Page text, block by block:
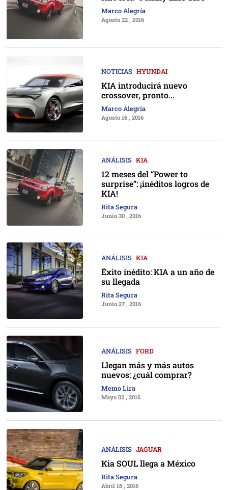
Marco Alegría
Agosto 22 , 2016
NOTICIAS HYUNDAI
KIA introducirá nuevo
crossover, pronto...
Marco Alegría
Agosto 16 , 2016
ANÁLISIS KIA
12 meses del “Power to
surprise”: ¡inéditos logros de
KIA!
Rita Segura
Junio 30 , 2016
ANÁLISIS KIA
Éxito inédito: KIA a un año de
su llegada
Rita Segura
Junio 27 , 2016
ANÁLISIS FORD
Llegan más y más autos
nuevos: ¿cuál comprar?
Memo Lira
Mayo 02 , 2016
ANÁLISIS JAGUAR
Kia SOUL llega a México
Rita Segura
Abril 18 , 2016